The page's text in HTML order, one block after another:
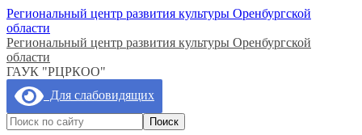
Региональный центр развития культуры Оренбургской
области
Региональный центр развития культуры Оренбургской
области
ГАУК "РЦРКОО"
Для слабовидящих